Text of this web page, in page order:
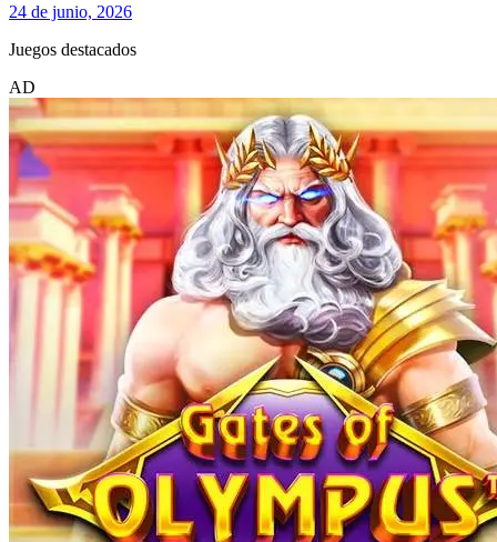
24 de junio, 2026
Juegos destacados
AD